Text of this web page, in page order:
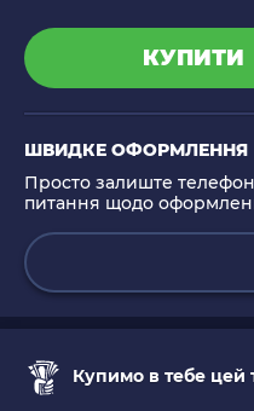
КУПИТИ
ШВИДКЕ ОФОРМЛЕННЯ
Просто залиште телефон
питання щодо
Купимо в тебе цей